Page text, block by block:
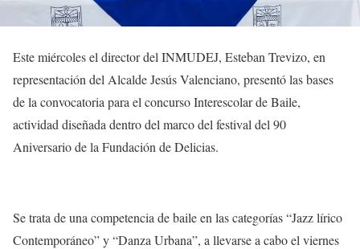
Este miércoles el director del INMUDEJ, Esteban Trevizo, en
representación del Alcalde Jesús Valenciano, presentó las bases
de la convocatoria para el concurso Interescolar de Baile,
actividad diseñada dentro del marco del festival del 90
Aniversario de la Fundación de Delicias.
Se trata de una competencia de baile en las categorías “Jazz lírico
Contemporáneo” y “Danza Urbana”, a llevarse a cabo el viernes